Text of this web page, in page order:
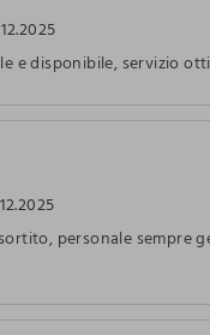
e disponibile, servizio
personale sempre